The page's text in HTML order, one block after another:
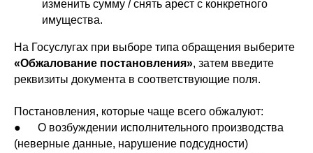
изменить сумму / снять арест с конкретного
имущества.
На Госуслугах при выборе типа обращения выберите
«Обжалование постановления», затем введите
реквизиты документа в соответствующие поля.
Постановления, которые чаще всего обжалуют:
● О возбуждении исполнительного производства
(неверные данные, нарушение подсудности)